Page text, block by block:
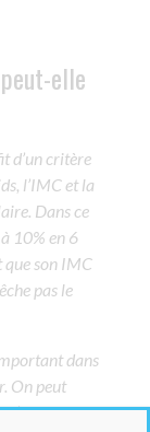
elle
d’un critère
l’IMC et la
Dans ce
10% en 6
que son IMC
pas le
dans
On peut